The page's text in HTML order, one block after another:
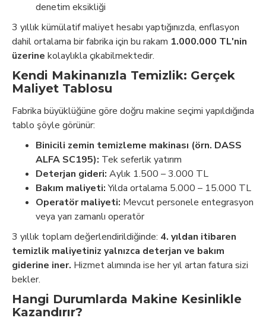
denetim eksikliği
3 yıllık kümülatif maliyet hesabı yaptığınızda, enflasyon
dahil ortalama bir fabrika için bu rakam 1.000.000 TL'nin
üzerine kolaylıkla çıkabilmektedir.
Kendi Makinanızla Temizlik: Gerçek
Maliyet Tablosu
Fabrika büyüklüğüne göre doğru makine seçimi yapıldığında
tablo şöyle görünür:
Binicili zemin temizleme makinası (örn. DASS
ALFA SC195): Tek seferlik yatırım
Deterjan gideri: Aylık 1.500 – 3.000 TL
Bakım maliyeti:Yılda ortalama 5.000 – 15.000 TL
Operatör maliyeti: Mevcut personele entegrasyon
veya yarı zamanlı operatör
3 yıllık toplam değerlendirildiğinde: 4. yıldan itibaren
temizlik maliyetiniz yalnızca deterjan ve bakım
giderine iner. Hizmet alımında ise her yıl artan fatura sizi
bekler.
Hangi Durumlarda Makine Kesinlikle
Kazandırır?